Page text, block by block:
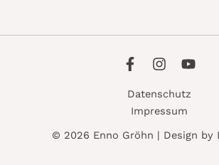
Datenschutz
Impressum
© 2026 Enno Gröhn | Design by